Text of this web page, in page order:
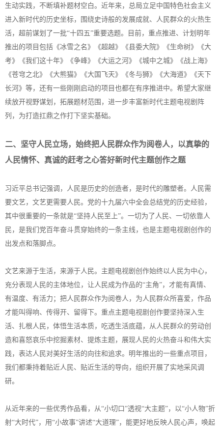
生动实践，不断填补题材空白。近年来，总局立足中国特色社会主义
进入新时代的历史坐标，围绕史诗般的发展成就、人民群众的火热生
活，超前谋划了一批“十四五”重要选题。目前，重点推进、计划明年
推出的项目包括《冰雪之名》《超越》《县委大院》《生命树》《大
考》《我们这十年》《争峰》《大运之河》《城中之城》《战上海》
《苍穹之北》《大熊猫》《大国飞天》《冬与狮》《大海道》《天下
长河》等，还有一些刚刚启动的项目也都在有序推进中。希望大家继
续放开视野谋划，拓展题材范围，进一步丰富新时代主题电视剧阵
列，为打造扛鼎之作打下坚实基础。
二、坚守人民立场，始终把人民群众作为阅卷人，以真挚的
人民情怀、真诚的赶考之心答好新时代主题创作之题
习近平总书记强调，人民是历史的创造者，是时代的雕塑者。人民需
要文艺，文艺更需要人民。党的十九届六中全会总结党的历史经验，
其中很重要的一条就是“坚持人民至上”。一切为了人民、一切依靠人
民，是我们党百年奋斗贯穿始终的一条主线，也是主题电视剧创作的
出发点和落脚点。
文艺来源于生活，来源于人民。主题电视剧创作始终以人民为中心，
充分表现人民的主体地位，让人民成为作品的“主角”，才能有真情、
有温度、有活力；把人民群众作为阅卷人，为人民群众所喜爱，作品
才能叫得响、传得开、留得下。重点主题电视剧创作要坚持深入生
活、扎根人民，体悟生活本质，吃透生活底蕴，从人民群众的劳动创
造和喜怒哀乐中挖掘素材、提炼主题，展现人民的火热奋斗和伟大实
践，表达人民对美好生活的向往和追求。明年推出的一些重点项目，
我们都秉持着贴近人民、贴近生活的导向，组织开展了实地采风调
研。
从近年来的一些优秀作品看，从“小切口”透视“大主题”，以“小人物”折
射“大时代”，用“小故事”讲述“大道理”，能更好地反映人民心声，唤起